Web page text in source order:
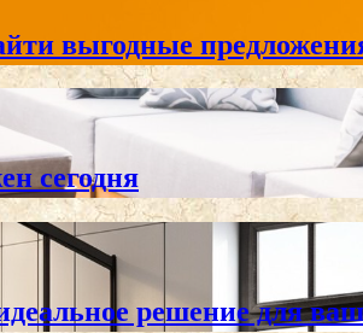
выгодные
сегодня
решение для